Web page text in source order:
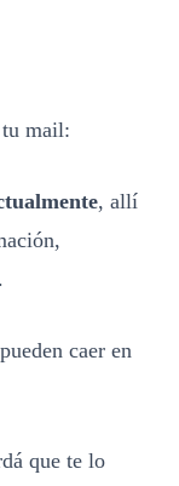
mail:
, allí
caer en
que te lo